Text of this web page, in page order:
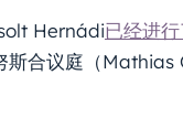
Hernádi已经进
合议庭（Mathias